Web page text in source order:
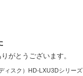
がとうございます。
ィスク）HD-LXU3Dシリー